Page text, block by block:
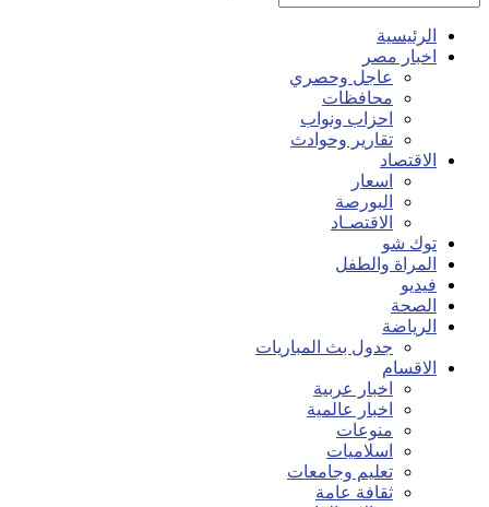
الرئيسية
اخبار مصر
عاجل وحصري
محافظات
احزاب ونواب
تقارير وحوادث
الاقتصاد
اسعار
البورصة
الاقتصـاد
توك شو
المراة والطفل
فيديو
الصحة
الرياضة
جدول بث المباريات
الاقسام
اخبار عربية
اخبار عالمية
منوعات
اسلاميات
تعليم وجامعات
ثقافة عامة